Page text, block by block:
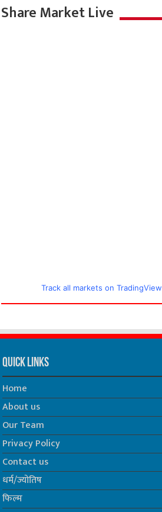
Share Market Live
Track all markets on TradingView
Quick Links
Home
About us
Our Team
Privacy Policy
Contact us
धर्म/ज्योतिष
फिल्म